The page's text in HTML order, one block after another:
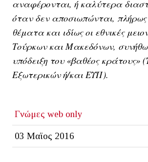
αναφέρονται, ή καλύτερα
όταν δεν αποσιωπώνται, πλήρως
θέματα και ιδίως οι εθνικές
Τούρκων και Μακεδόνων,
υπόδειξη του «βαθέος κράτους»
Εξωτερικών ή/και ΕΥΠ).
Γνώμες web only
03 Μαϊος 2016